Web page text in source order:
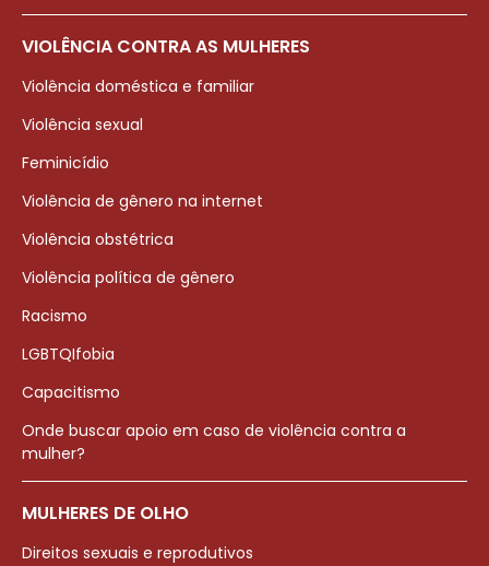
VIOLÊNCIA CONTRA AS MULHERES
Violência doméstica e familiar
Violência sexual
Feminicídio
Violência de gênero na internet
Violência obstétrica
Violência política de gênero
Racismo
LGBTQIfobia
Capacitismo
Onde buscar apoio em caso de violência contra a
mulher?
MULHERES DE OLHO
Direitos sexuais e reprodutivos